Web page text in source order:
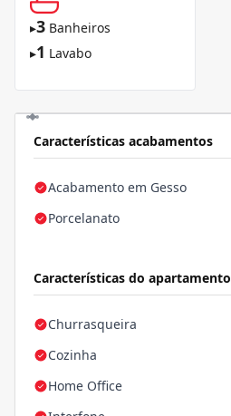
▸3 Banheiros
▸1 Lavabo
Características acabamentos
Acabamento em Gesso
Porcelanato
Características do apartamento
Churrasqueira
Cozinha
Home Office